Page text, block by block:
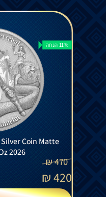
11% הנחה
Coin Matte
2026
470
₪
420
₪